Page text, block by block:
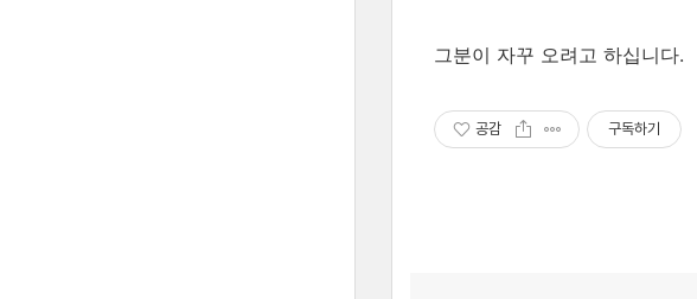
그분이 자꾸 오려고 하십니다.
공감 구독하기